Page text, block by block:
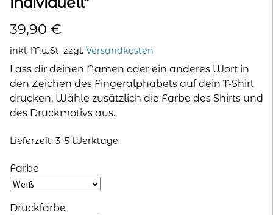
39,90 €
inkl. MwSt. zzgl. Versandkosten
Lass dir deinen Namen oder ein anderes Wort in
den Zeichen des Fingeralphabets auf dein T-Shirt
drucken. Wähle zusätzlich die Farbe des Shirts und
des Druckmotivs aus.
Lieferzeit: 3–5 Werktage
Farbe
Druckfarbe